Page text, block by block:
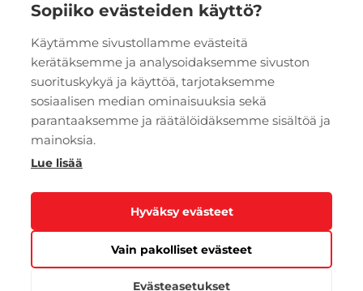
Sopiiko evästeiden käyttö?
Käytämme sivustollamme evästeitä
kerätäksemme ja analysoidaksemme sivuston
suorituskykyä ja käyttöä, tarjotaksemme
sosiaalisen median ominaisuuksia sekä
parantaaksemme ja räätälöidäksemme sisältöä ja
mainoksia.
Lue lisää
Hyväksy evästeet
Vain pakolliset evästeet
Evästeasetukset
PYYDÄ TARJOUS VERKKOKAUPPA